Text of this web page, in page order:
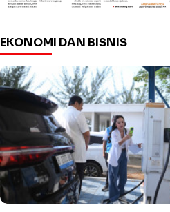
EKONOMI DAN BISNIS